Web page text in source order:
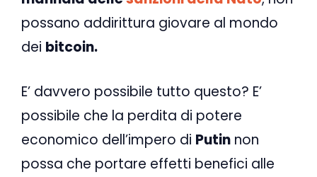
possano addirittura giovare al mondo
dei bitcoin.
E’ davvero possibile tutto questo? E’
possibile che la perdita di potere
economico dell’impero di Putin non
possa che portare effetti benefici alle